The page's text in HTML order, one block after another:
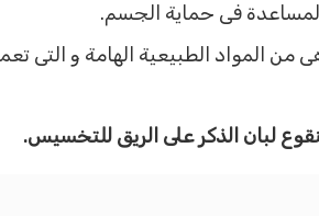
فى حماية الجسم.
بنسبة تصل الى 60% من المكونات و هى من المواد
لبان الذكر على الريق للتخسيس.